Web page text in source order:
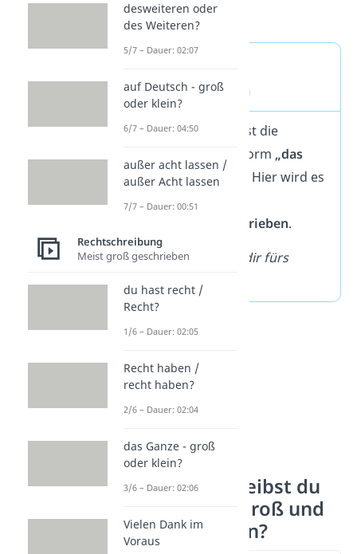
änderst.
Bescheidgeben
Eine Ausnahme ist die
substantivierte Form „das
Bescheidgeben“
. Hier wird es
groß-und
zusammengeschrieben.
Beispiel:
Danke dir fürs
Bescheidgeben
Warum schreibst du
„Bescheid“ groß und
„geben“ klein?
desweiteren oder
des Weiteren?
5/7 – Dauer: 02:07
auf Deutsch - groß
oder klein?
6/7 – Dauer: 04:50
außer acht lassen /
außer Acht lassen
7/7 – Dauer: 00:51
Rechtschreibung
Meist groß geschrieben
du hast recht /
Recht?
1/6 – Dauer: 02:05
Recht haben /
recht haben?
2/6 – Dauer: 02:04
das Ganze - groß
oder klein?
3/6 – Dauer: 02:06
Vielen Dank im
Voraus